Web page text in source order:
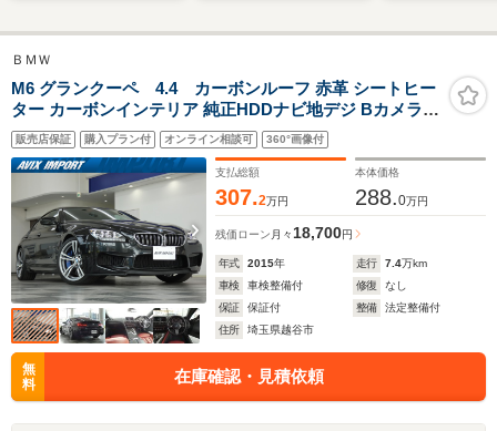
煙車 スマートキー
ETC
AppleCarPlay オー
トエアコン
Bluetooth CD
DVD再生
ズコントロール バッ
ライブレコーダー 衝
突軽減ブレーキ ワン
オーナー クリアラン
スソナー
ーダークルー
ＢＭＷ
M6 グランクーペ 4.4 カーボンルーフ 赤革 シートヒー
ター カーボンインテリア 純正HDDナビ地デジ Bカメラ
PDC HUD インテリジェントS ソフトクローズドア LED
ヘッドライト 青キャリパー 社外トランクスポイラー 専用
20インチAW
販売店保証 購入プラン付 オンライン相談可 360°画像付
支払総額
307.2万円
本体価格
288.0万円
残価ローン 月々 18,700円
年式 2015年 走行 7.4万km
車検
車検整備付 修復
なし
保証
保証付 整備
法定整備付
住所
埼玉県越谷市
無
料
在庫確認・見積依頼